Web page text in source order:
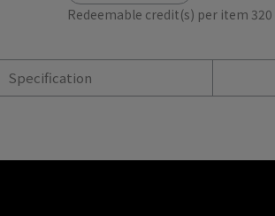
Redeemable credit(s) per item 320
Specification